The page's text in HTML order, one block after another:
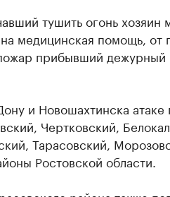
тушить огонь
медицинская помощь, от
прибывший дежурный
и Новошахтинска атаке
Чертковский,
Тарасовский,
Ростовской области.